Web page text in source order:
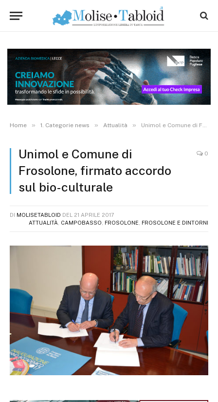
Home » 1. Categorie news » Attualità » Unimol e Comune di Frosolone, firmato accordo sul bio-culturale
Unimol e Comune di
Frosolone, firmato accordo
sul bio-culturale
0
DI MOLISETABLOID DEL 21 APRILE 2017
ATTUALITÀ
CAMPOBASSO FROSOLONE FROSOLONE E DINTORNI